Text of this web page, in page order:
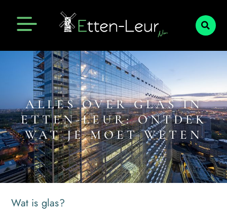
ALLES OVER GLAS IN
ETTEN-LEUR: ONTDEK
WAT JE MOET WETEN
Wat is glas?